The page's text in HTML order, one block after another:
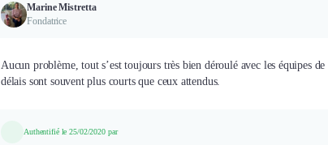
Marine Mistretta
Fondatrice
Aucun problème, tout s’est toujours très bien déroulé avec les équipes
délais sont souvent plus courts que ceux attendus.
Authentifié le 25/02/2020 par